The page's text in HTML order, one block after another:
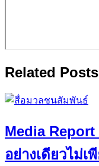
Related Posts
Media
อย่างเดียวไม่เ